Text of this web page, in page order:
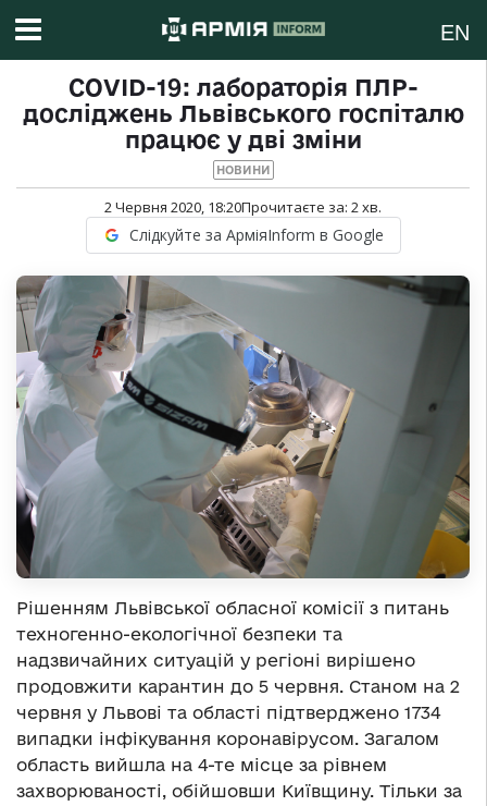
EN
COVID-19: лабораторія ПЛР-
досліджень Львівського госпіталю
працює у дві зміни
НОВИНИ
2 Червня 2020, 18:20Прочитаєте за: 2хв.
Слідкуйте за АрміяInform в Google
Рішенням Львівської обласної комісії з питань
техногенно-екологічної безпеки та
надзвичайних ситуацій у регіоні вирішено
продовжити карантин до 5 червня. Станом на 2
червня у Львові та області підтверджено 1734
випадки інфікування коронавірусом. Загалом
область вийшла на 4-те місце за рівнем
захворюваності, обійшовши Київщину. Тільки за